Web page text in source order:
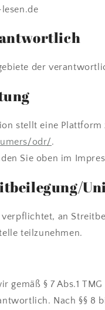
der
stellt eine
odr/.
Sie oben im
an
teilzunehmen.
gemäß § 7 Abs.1
Nach §§ 8